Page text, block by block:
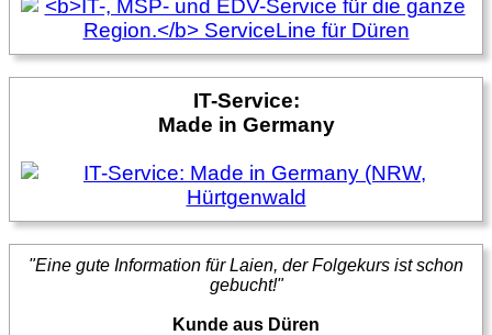
IT-Service:
Made in Germany
"Eine gute Information für Laien, der Folgekurs ist schon
gebucht!"
Kunde aus Düren